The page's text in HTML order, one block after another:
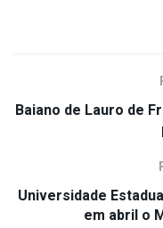
Baiano de Lauro de
Universidade
em abril o